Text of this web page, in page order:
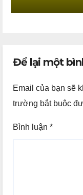
Để lại một
Email của bạn sẽ
trường bắt buộc
Bình luận *